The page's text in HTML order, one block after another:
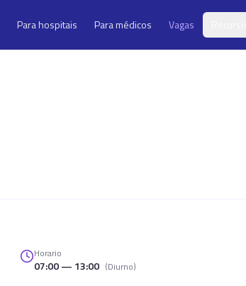
Para hospitais Para médicos Vagas
Horario
07:00 — 13:00 (Diurno)